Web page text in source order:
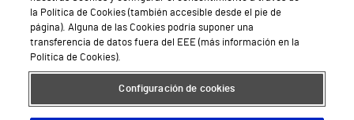
Teléfono Atención al Cliente
Política de seguridad y salud en el trabajo
Conoce a Supervita
la Política de Cookies (también accesible desde el pie de
página). Alguna de las Cookies podría suponer una
transferencia de datos fuera del EEE (más información en la
Política de Cookies).
Configuración de cookies